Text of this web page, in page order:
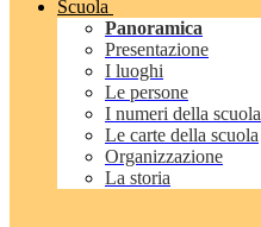
Scuola
Panoramica
Presentazione
I luoghi
Le persone
I numeri della scuola
Le carte della scuola
Organizzazione
La storia